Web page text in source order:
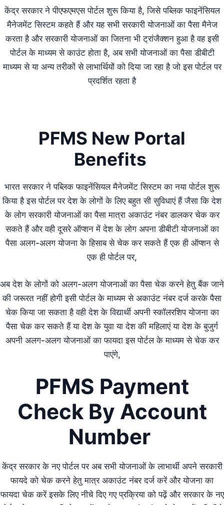
केंद्र सरकार ने पीएफएमएस पोर्टल शुरू किया है, जिसे पब्लिक फाइनेंसियल
मैनेजमेंट सिस्टम कहते हैं और यह सभी सरकारी योजनाओं का पैसा मैनेज
करता है और सरकारी योजनाओं का जितना भी ट्रांजैक्शन हुआ है वह इसी
पोर्टल के माध्यम से काउंट होता है, अब सभी योजनाओं का पैसा डीबीटी
माध्यम से या अन्य तरीकों से लाभार्थियों को दिया जा रहा है जो इस पोर्टल पर
प्रदर्शित रहता है
PFMS New Portal
Benefits
भारत सरकार ने पब्लिक फाइनेंसियल मैनेजमेंट सिस्टम का नया पोर्टल शुरू
किया है इस पोर्टल पर देश के लोगों के लिए बहुत सी सुविधाएं हैं जैसा कि देश
के लोग सरकारी योजनाओं का पैसा मात्रा अकाउंट नंबर डालकर चेक कर
सकते हैं और वही दूसरे ऑप्शन में देश के लोग अपना डीबीटी योजनाओं का
पैसा अलग-अलग योजना के हिसाब से चेक कर सकते हैं एक ही ऑप्शन से
एक ही पोर्टल पर,
अब देश के लोगों को अलग-अलग योजनाओं का पैसा चेक करने हेतु बैंक जाने
की जरूरत नहीं होगी इसी पोर्टल के माध्यम से अकाउंट नंबर दर्ज करके पैसा
चेक किया जा सकता है वही देश के विद्यार्थी अपनी स्कॉलरशिप योजना का
पैसा चेक कर सकते हैं या देश के युवा या देश की महिलाएं या देश के बुजुर्ग
अपनी अलग-अलग योजनाओं का फायदा इस पोर्टल के माध्यम से चेक कर
पाएंगे,
PFMS Payment
Check By Account
Number
केंद्र सरकार के नए पोर्टल पर अब सभी योजनाओं के लाभार्थी अपने सरकारी
फायदे को चेक करने हेतु मात्र अकाउंट नंबर दर्ज करें और योजना का
फायदा चेक करें इसके लिए नीचे दिए गए प्रक्रिया को पढ़ें और सरकार के नए